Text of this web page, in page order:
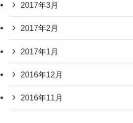
2017年3月
2017年2月
2017年1月
2016年12月
2016年11月